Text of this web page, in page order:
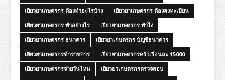
เยียวยาเกษตรกร ต้องทําอะไรบ้าง
เยียวยาเกษตรกร ต้องลงทะเบียน
เยียวยาเกษตรกร ทําอย่างไร
เยียวยาเกษตรกร ทําไง
เยียวยาเกษตรกร ธนาคาร
เยียวยาเกษตรกร บัญชีธนาคาร
เยียวยาเกษตรกรข้าราชการ
เยียวยาเกษตรกรครัวเรือนละ 15000
เยียวยาเกษตรกรจ่ายวันไหน
เยียวยาเกษตรกรตรวจสอบ